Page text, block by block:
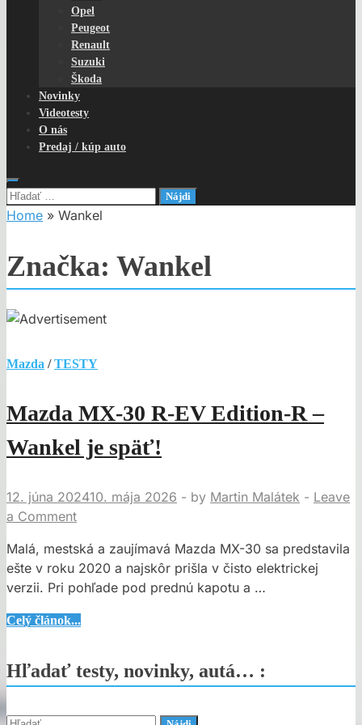
Opel
Peugeot
Renault
Suzuki
Škoda
Novinky
Videotesty
O nás
Predaj / kúp auto
Hľadať:
Home » Wankel
Značka: Wankel
Mazda /TESTY
Mazda MX-30 R-EV Edition-R –
Wankel je späť!
12. júna 202410. mája 2026 - by Martin Malátek - Leave
a Comment
Malá, mestská a zaujímavá Mazda MX-30 sa predstavila
ešte v roku 2020 a najskôr prišla v čisto elektrickej
verzii. Pri pohľade pod prednú kapotu a …
Mazda
R-
Edition-
Celý článok...
Hľadať testy, novinky, autá… :